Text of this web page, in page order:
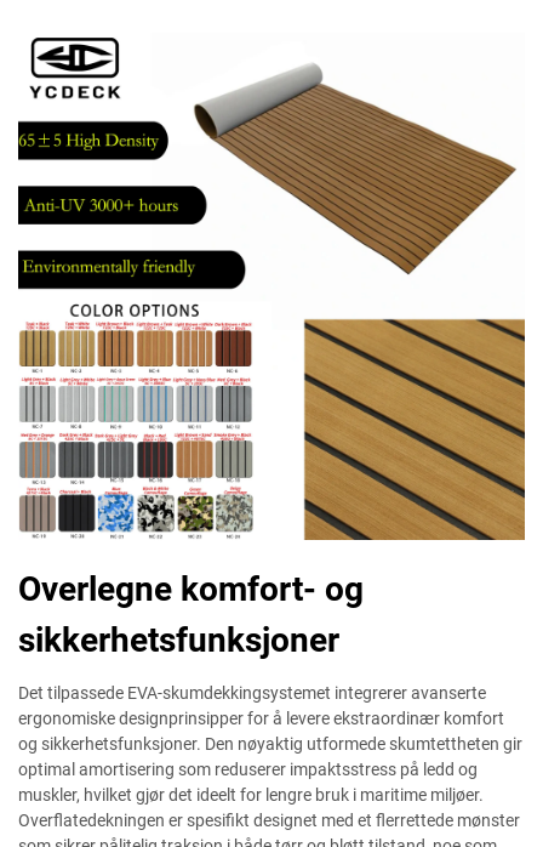
Overlegne komfort- og
sikkerhetsfunksjoner
Det tilpassede EVA-skumdekkingsystemet integrerer avanserte
ergonomiske designprinsipper for å levere ekstraordinær komfort
og sikkerhetsfunksjoner. Den nøyaktig utformede skumtettheten gir
optimal amortisering som reduserer impaktsstress på ledd og
muskler, hvilket gjør det ideelt for lengre bruk i maritime miljøer.
Overflatedekningen er spesifikt designet med et flerrettede mønster